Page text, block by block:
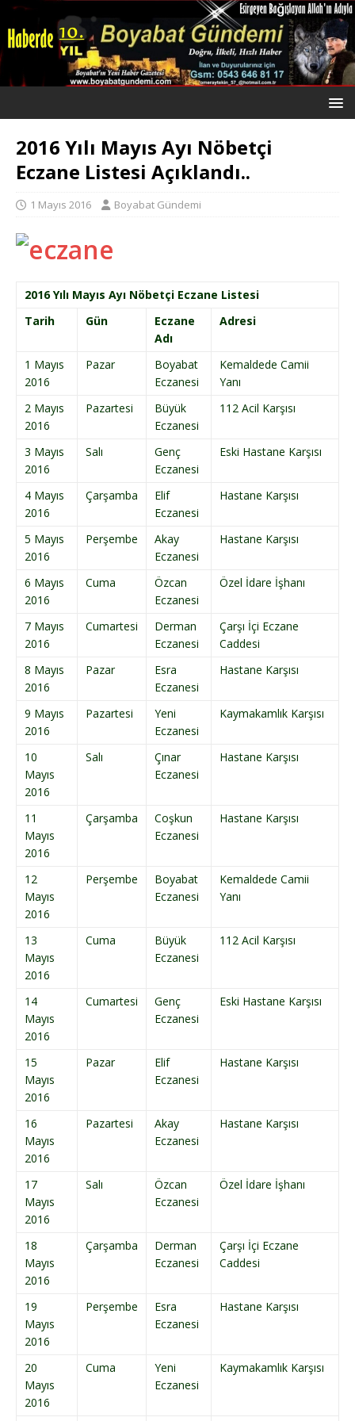
2016 Yılı Mayıs Ayı Nöbetçi
Eczane Listesi Açıklandı..
1 Mayıs 2016 Boyabat Gündemi
2016 Yılı Mayıs Ayı Nöbetçi Eczane Listesi
Tarih
Gün
Eczane
Adı
Adresi
1 Mayıs
2016
Pazar
Boyabat
Eczanesi
Kemaldede Camii
Yanı
2 Mayıs
2016
Pazartesi
Büyük
Eczanesi
112 Acil Karşısı
3 Mayıs
2016
Salı
Genç
Eczanesi
Eski Hastane Karşısı
4 Mayıs
2016
Çarşamba
Elif
Eczanesi
Hastane Karşısı
5 Mayıs
2016
Perşembe
Akay
Eczanesi
Hastane Karşısı
6 Mayıs
2016
Cuma
Özcan
Eczanesi
Özel İdare İşhanı
7 Mayıs
2016
Cumartesi
Derman
Eczanesi
Çarşı İçi Eczane
Caddesi
8 Mayıs
2016
Pazar
Esra
Eczanesi
Hastane Karşısı
9 Mayıs
2016
Pazartesi
Yeni
Eczanesi
Kaymakamlık Karşısı
10
Mayıs
2016
Salı
Çınar
Eczanesi
Hastane Karşısı
11
Mayıs
2016
Çarşamba
Coşkun
Eczanesi
Hastane Karşısı
12
Mayıs
2016
Perşembe
Boyabat
Eczanesi
Kemaldede Camii
Yanı
13
Mayıs
2016
Cuma
Büyük
Eczanesi
112 Acil Karşısı
14
Mayıs
2016
Cumartesi
Genç
Eczanesi
Eski Hastane Karşısı
15
Mayıs
2016
Pazar
Elif
Eczanesi
Hastane Karşısı
16
Mayıs
2016
Pazartesi
Akay
Eczanesi
Hastane Karşısı
17
Mayıs
2016
Salı
Özcan
Eczanesi
Özel İdare İşhanı
18
Mayıs
2016
Çarşamba
Derman
Eczanesi
Çarşı İçi Eczane
Caddesi
19
Mayıs
2016
Perşembe
Esra
Eczanesi
Hastane Karşısı
20
Mayıs
2016
Cuma
Yeni
Eczanesi
Kaymakamlık Karşısı